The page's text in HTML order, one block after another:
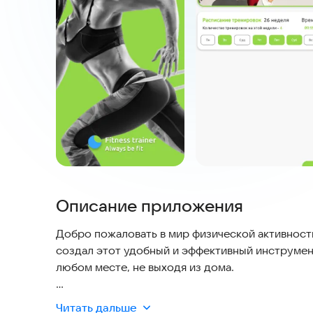
Описание приложения
Добро пожаловать в мир физической
создал этот удобный и эффективный
любом месте, не выходя из дома.
🔹 Разнообразие тренировок: Выберите из
Читать дальше